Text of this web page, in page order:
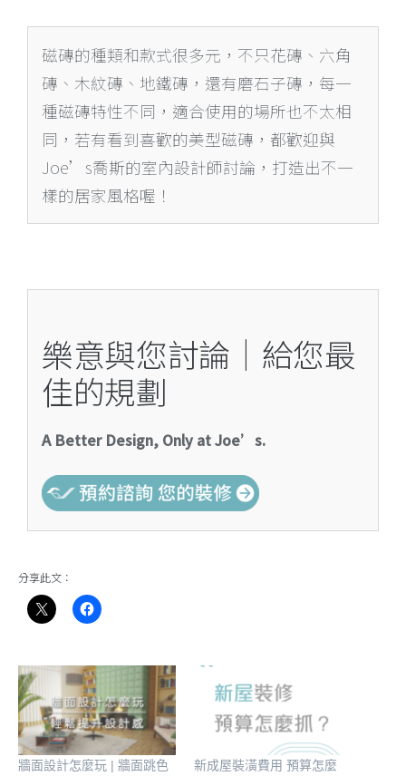
磁磚的種類和款式很多元，不只花磚、六角
磚、木紋磚、地鐵磚，還有磨石子磚，每一
種磁磚特性不同，適合使用的場所也不太相
同，若有看到喜歡的美型磁磚，都歡迎與
Joe’s喬斯的室內設計師討論，打造出不一
樣的居家風格喔！
樂意與您討論｜給您最
佳的規劃
A Better Design, Only at Joe’s.
分享此文：
牆面設計怎麼玩 | 牆面跳色
新成屋裝潢費用 預算怎麼